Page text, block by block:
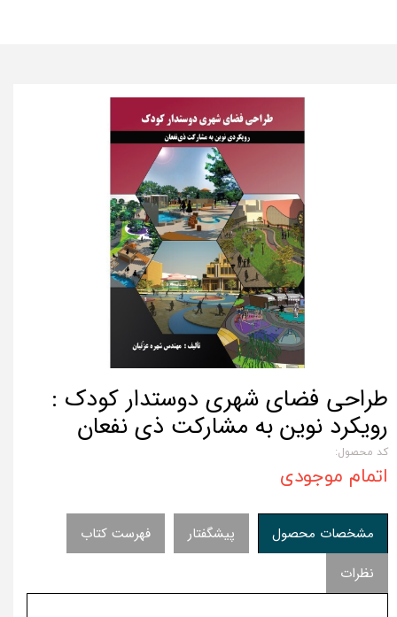
طراحی فضای شهری دوستدار کودک :
رویکرد نوین به مشارکت ذی نفعان
کد محصول:
اتمام موجودی
مشخصات محصول پیشگفتار
فهرست کتاب
نظرات